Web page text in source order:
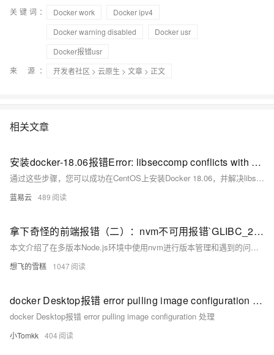
关键词： Docker work
Docker ipv4
Docker warning disabled
Docker usr
Docker报错usr
来 源：
开发者社区 > 云原生 > 文章 > 正文
相关文章
安装docker-18.06报错Error: libseccomp conflicts with docker-18.06
通过这些步骤，您可以成功在CentOS上安装Docker 18.06，并解决libseccomp的冲突问题。这些方法确保系统兼容性，并保证Docker的正常运行。
蓝易云 489
拿下奇怪的前端报错（二）：nvm不可用报错`GLIBC_2.27‘‘GLIBCXX_3.4.20‘not Found？+ 使用docker构建多个前端项目实践
本文介绍了在多版本Node.js环境中使用nvm进行版本管理和遇到的问题，以及通过Docker化构建流程来解决兼容性问题的方法。文中详细描述了构建Docker镜像、启动临时容器复制构建产物的具体步骤，有效解决了不同项目对Node.js版本的不同需求。
想飞的雪糕 1047
docker Desktop报错 error pulling image configuration 处理
docker Desktop报错 error pulling image configuration 处理
小Tomkk 404